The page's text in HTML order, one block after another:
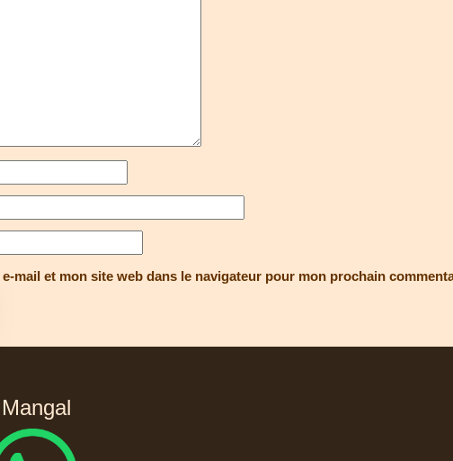
mail et mon site web dans le navigateur pour mon prochain